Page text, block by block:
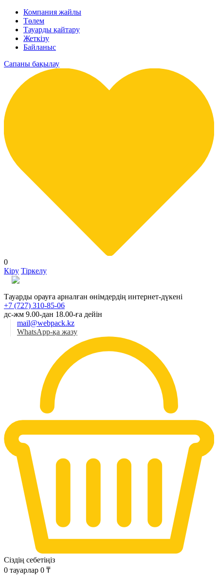
Компания жайлы
Төлем
Тауарды қайтару
Жеткізу
Байланыс
Сапаны бақылау
0
Кіру Тіркелу
Тауарды орауға арналған өнімдердің интернет-дүкені
+7 (727) 310-85-06
дс-жм 9.00-дан 18.00-ға дейін
mail@webpack.kz
WhatsApp-қа жазу
Сіздің себетіңіз
0 тауарлар 0 ₸